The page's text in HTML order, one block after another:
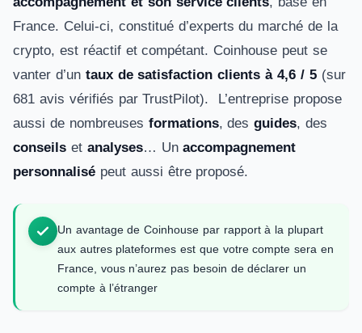
France. Celui-ci, constitué d’experts du marché de la
crypto, est réactif et compétant. Coinhouse peut se
vanter d’un taux de satisfaction clients à 4,6 / 5(sur
681 avis vérifiés par TrustPilot). L’entreprise propose
aussi de nombreuses formations, desguides, des
conseils et analyses… Unaccompagnement
personnalisé peut aussi être proposé.
Un avantage de Coinhouse par rapport à la plupart
aux autres plateformes est que votre compte sera en
France, vous n’aurez pas besoin de déclarer un
compte à l’étranger